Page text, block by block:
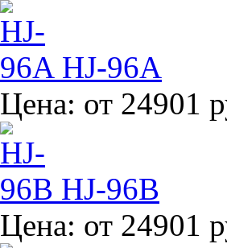
HJ-96A
Цена: от 24901
HJ-96B
Цена: от 24901